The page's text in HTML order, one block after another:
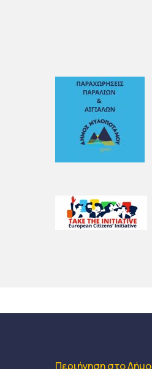
Περιήγηση στο Δήμο